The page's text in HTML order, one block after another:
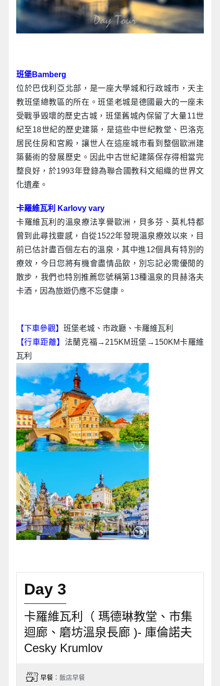
班堡Bamberg
位於巴伐利亞北部，是一座大學城和行政城市，天主
教班堡總教區的所在。班堡老城是德國最大的一座未
受戰爭毀壞的歷史古城，班堡舊城內保留了大量11世
紀至18世紀的歷史建築，是這些中世紀教堂、巴洛克
居民住房和宮殿，讓世人在這座城市看到整個歐洲建
築藝術的發展歷史。因此中古世紀建築保存得相當完
整良好，於1993年登錄為聯合國教科文組織的世界文
化遺產。
卡羅維瓦利 Karlovy vary
卡羅維瓦利的溫泉療法享譽歐洲，貝多芬、莫札特都
曾到此尋找靈感，自從1522年發現溫泉療效以來，目
前已估計盡百個左右的溫泉，其中進12個具有特別的
療效，今日您將有機會盡情品飲，別忘記必需優閒的
散步，我們也特別推薦您號稱第13種溫泉的貝赫洛夫
卡酒，因為旅遊仍應不忘健康。
【下車參觀】 班堡老城、市政廳、卡羅維瓦利
【行車距離】 法蘭克福→215KM班堡→150KM卡羅維
瓦利
Day 3
卡羅維瓦利（ 瑪德琳教堂、市集
迴廊、磨坊溫泉長廊 )- 庫倫諾夫
Cesky Krumlov
早餐：飯店早餐